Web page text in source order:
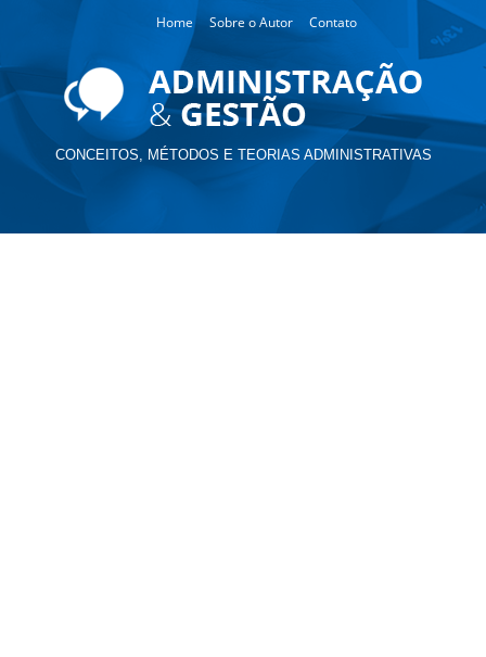
Home Sobre o Autor Contato
CONCEITOS, MÉTODOS E TEORIAS ADMINISTRATIVAS